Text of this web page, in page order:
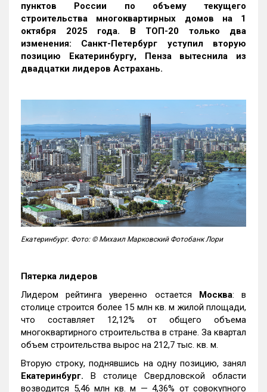
пунктов России по объему текущего
строительства многоквартирных домов на 1
октября 2025 года. В ТОП-20 только два
изменения: Санкт-Петербург уступил вторую
позицию Екатеринбургу, Пенза вытеснила из
двадцатки лидеров Астрахань.
Екатеринбург. Фото: © Михаил Марковский Фотобанк Лори
Пятерка лидеров
Лидером рейтинга уверенно остается Москва: в
столице строится более 15 млн кв. м жилой площади,
что составляет 12,12% от общего объема
многоквартирного строительства в стране. За квартал
объем строительства вырос на 212,7 тыс. кв. м.
Вторую строку, поднявшись на одну позицию, занял
Екатеринбург. В столице Свердловской области
возводится 5,46 млн кв. м — 4,36% от совокупного